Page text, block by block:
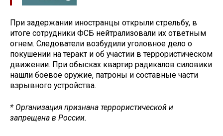
При задержании иностранцы открыли стрельбу, в
итоге сотрудники ФСБ нейтрализовали их ответным
огнем. Следователи возбудили уголовное дело о
покушении на теракт и об участии в террористическом
движении. При обысках квартир радикалов силовики
нашли боевое оружие, патроны и составные части
взрывного устройства.
* Организация признана террористической и
запрещена в России.